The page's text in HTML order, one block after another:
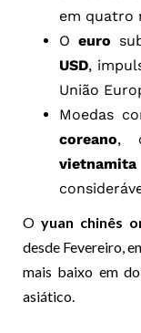
em quatro
Oeuro
USD,
União
Moedas
coreano,
vietnamita
O yuan chinês
desde Fevereiro,
mais baixo em
asiático.